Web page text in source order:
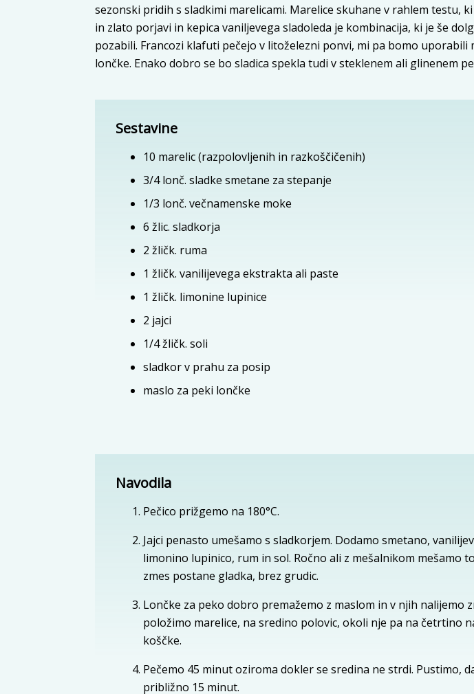
sezonski pridih s sladkimi marelicami. Marelice skuhane v rahlem testu,
in zlato porjavi in kepica vaniljevega sladoleda je kombinacija, ki je še
pozabili. Francozi klafuti pečejo v litoželezni ponvi, mi pa bomo uporabili
lončke. Enako dobro se bo sladica spekla tudi v steklenem ali glinenem
Sestavine
10 marelic (razpolovljenih in razkoščičenih)
3/4 lonč. sladke smetane za stepanje
1/3 lonč. večnamenske moke
6 žlic. sladkorja
2 žličk. ruma
1 žličk. vanilijevega ekstrakta ali paste
1 žličk. limonine lupinice
2 jajci
1/4žličk. soli
sladkor v prahu za posip
maslo za peki lončke
Navodila
Pečico prižgemo na 180°C.
Jajci penasto umešamo s sladkorjem. Dodamo smetano,
limonino lupinico, rum in sol. Ročno ali z mešalnikom mešamo
zmes postane gladka, brez grudic.
Lončke za peko dobro premažemo z maslom in v njih nalijemo
položimo marelice, na sredino polovic, okoli nje pa na četrtino
koščke.
Pečemo 45 minut oziroma dokler se sredina ne strdi. Pustimo,
približno 15 minut.